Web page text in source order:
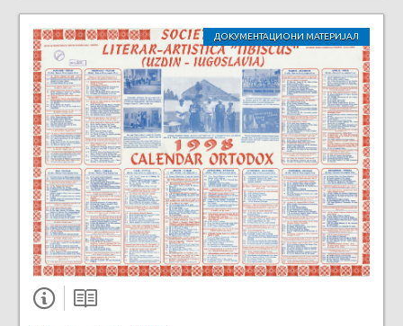
ДОКУМЕНТАЦИОНИ МАТЕРИЈАЛ